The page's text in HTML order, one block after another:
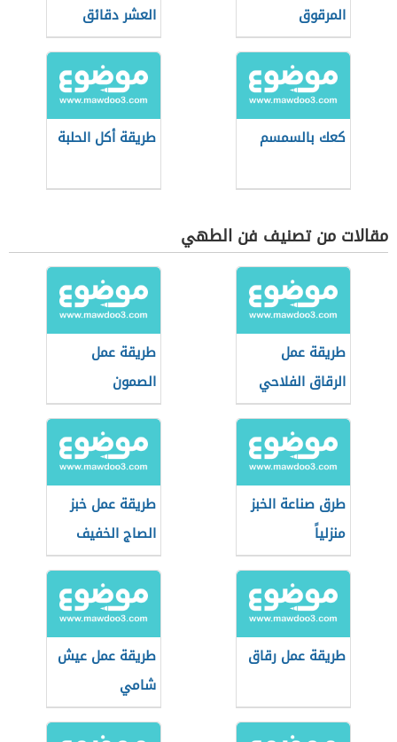
المرقوق
العشر دقائق
كعك بالسمسم طريقة أكل الحلبة
مقالات من تصنيف فن الطهي
طريقة عمل
الرقاق الفلاحي
طريقة عمل
الصمون
طرق صناعة الخبز
منزلياً
طريقة عمل خبز
الصاج الخفيف
طريقة عمل رقاق
طريقة عمل عيش
شامي